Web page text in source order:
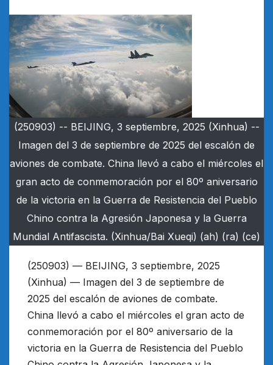
(250903) -- BEIJING, 3 septiembre, 2025 (Xinhua) --
Imagen del 3 de septiembre de 2025 del escalón de
aviones de combate. China llevó a cabo el miércoles el
gran acto de conmemoración por el 80º aniversario
de la victoria en la Guerra de Resistencia del Pueblo
Chino contra la Agresión Japonesa y la Guerra
Mundial Antifascista. (Xinhua/Bai Xueqi) (ah) (ra) (ce)
(250903) — BEIJING, 3 septiembre, 2025
(Xinhua) — Imagen del 3 de septiembre de
2025 del escalón de aviones de combate.
China llevó a cabo el miércoles el gran acto de
conmemoración por el 80º aniversario de la
victoria en la Guerra de Resistencia del Pueblo